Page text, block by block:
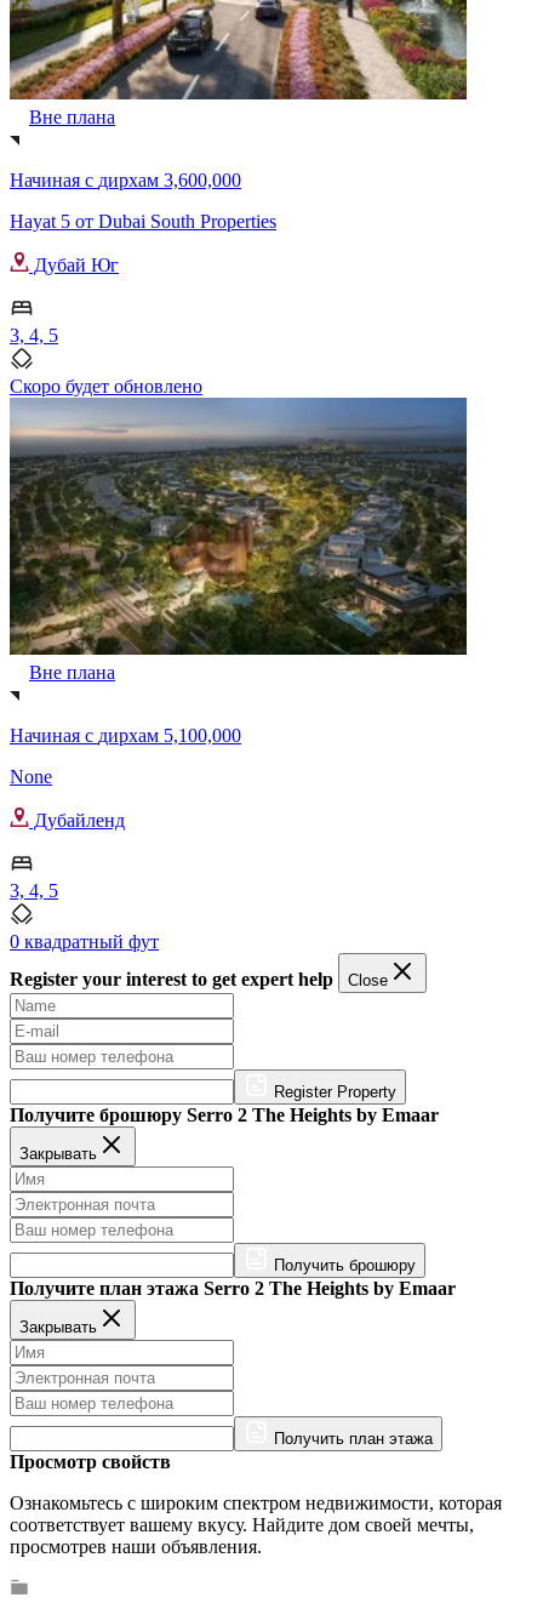
Вне плана
Начиная с дирхам 3,600,000
Hayat 5 от Dubai South Properties
Дубай Юг
3, 4, 5
Скоро будет обновлено
Вне плана
Начиная с дирхам 5,100,000
None
Дубайленд
3, 4, 5
0 квадратный фут
Register your interest to get expert help
Close
Register Property
Получите брошюру Serro 2 The Heights by Emaar
Закрывать
Получить брошюру
Получите план этажа Serro 2 The Heights by Emaar
Закрывать
Получить план этажа
Просмотр свойств
Ознакомьтесь с широким спектром недвижимости, которая
соответствует вашему вкусу. Найдите дом своей мечты,
просмотрев наши объявления.